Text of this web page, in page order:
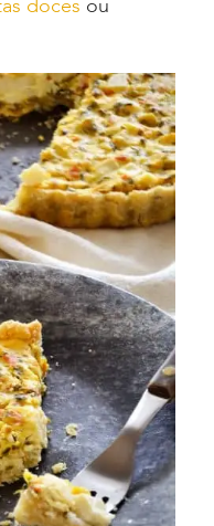
doces ou